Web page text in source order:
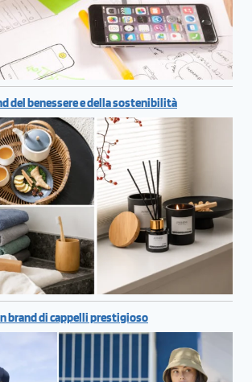
del benessere e della sostenibilità
brand di cappelli prestigioso